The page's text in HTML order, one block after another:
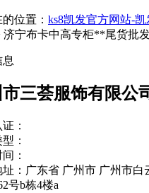
位置： ks8凯发官方网站-
济宁布卡中高专柜**尾货批
三荟服饰有限公
：
：
：
： 广东省 广州市 广州市
号b栋4楼a